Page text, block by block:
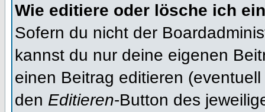
Wie editiere oder lösche ich
Sofern du nicht der
kannst du nur deine eigenen
einen Beitrag editieren
den Editieren-Button des